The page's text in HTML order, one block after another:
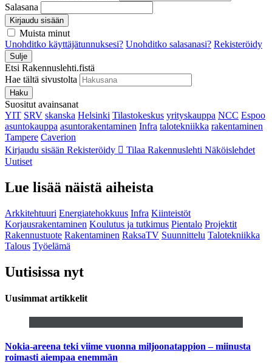
Salasana
Kirjaudu sisään
Muista minut
Unohditko käyttäjätunnuksesi? Unohditko salasanasi? Rekisteröidy
Sulje
Etsi Rakennuslehti.fistä
Hae tältä sivustolta
Haku
Suositut avainsanat
YIT SRV skanska Helsinki Tilastokeskus yrityskauppa NCC Espoo
asuntokauppa asuntorakentaminen Infra talotekniikka rakentaminen
Tampere Caverion
Kirjaudu sisään Rekisteröidy Tilaa Rakennuslehti Näköislehdet
Uutiset
Lue lisää näistä aiheista
Arkkitehtuuri Energiatehokkuus Infra Kiinteistöt
Korjausrakentaminen Koulutus ja tutkimus Pientalo Projektit
Rakennustuote Rakentaminen RaksaTV Suunnittelu Talotekniikka
Talous Työelämä
Uutisissa nyt
Uusimmat artikkelit
Nokia-areena teki viime vuonna miljoonatappion – miinusta
roimasti aiempaa enemmän